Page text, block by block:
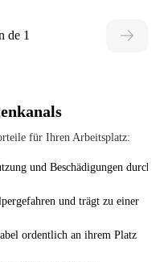
de 1
für Ihren Arbeitsplatz:
und Beschädigungen durch
und trägt zu einer
ordentlich an ihrem Platz